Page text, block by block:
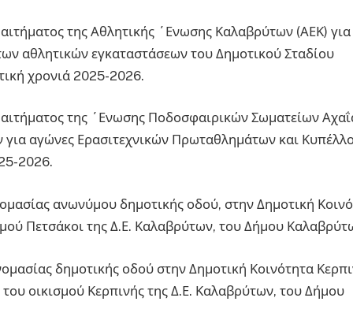
της Αθλητικής ΄Ενωσης Καλαβρύτων (ΑΕΚ) για
αθλητικών εγκαταστάσεων του Δημοτικού Σταδίου
χρονιά 2025-2026.
της ΄Ενωσης Ποδοσφαιρικών Σωματείων
αγώνες Ερασιτεχνικών Πρωταθλημάτων και
2026.
ανωνύμου δημοτικής οδού, στην Δημοτική
Πετσάκοι της Δ.Ε. Καλαβρύτων, του Δήμου
δημοτικής οδού στην Δημοτική Κοινότητα
οικισμού Κερπινής της Δ.Ε. Καλαβρύτων, του Δήμου